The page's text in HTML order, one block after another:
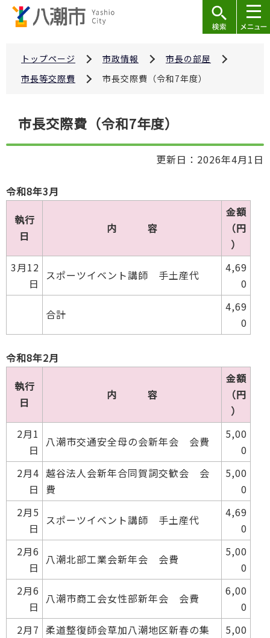
トップページ 市政情報
市長の部屋
市長等交際費
市長交際費（令和7年度）
こ
ら
市長交際費（令和7年度）
更新日：2026年4月1日
令和8年3月
執行
日
内 容
金額
（円
）
3月12
日
スポーツイベント講師 手土産代
4,69
0
合計
4,69
0
令和8年2月
執行
日
内 容
金額
（円
）
2月1
日
八潮市交通安全母の会新年会 会費
5,00
0
2月4
日
越谷法人会新年合同賀詞交歓会 会
費
5,00
0
2月5
日
スポーツイベント講師 手土産代
4,69
0
2月6
日
八潮北部工業会新年会 会費
5,00
0
2月6
日
八潮市商工会女性部新年会 会費
6,00
0
2月7 柔道整復師会草加八潮地区新春の集
5,00